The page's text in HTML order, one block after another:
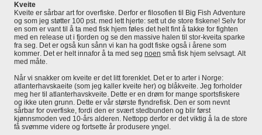
Kveite
Kveite er sårbar art for overfiske. Derfor er filosofien til Big Fish Adventure
og som jeg støtter 100 pst. med lett hjerte: sett ut de store fiskene! Selv for
en som er vant til å ta med fisk hjem føles det helt fint å takke for fighten
med en release ut i fjorden og se den massive halen til stor-kveita sparke
fra seg. Det er også kun sånn vi kan ha godt fiske også i årene som
kommer. Det er helt innafor å ta med seg noen små fisk hjem selvsagt. Alt
med måte.
Når vi snakker om kveite er det litt forenklet. Det er to arter i Norge:
atlanterhavskaeite (som jeg kaller kveite her) og blåkveite. Jeg forholder
meg her til atlanterhavskveite. Dette er en drøm for mange sportsfiskere
og ikke uten grunn. Dette er vår største flyndrefisk. Den er som nevnt
sårbar for overfiske, fordi den er svært stedbunden og blir først
kjønnsmoden ved 10-års alderen. Nettopp derfor er det viktig å la de store
få svømme videre og fortsette år produsere yngel.